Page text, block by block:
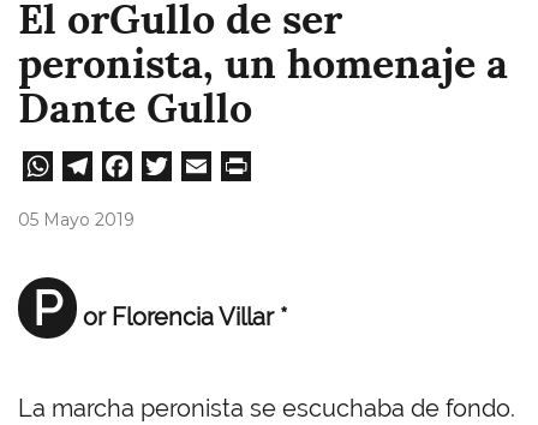
El orGullo de ser
peronista, un homenaje a
Dante Gullo
W
A
pp
Te
m
Fa
05 Mayo 2019
P or Florencia Villar *
La marcha peronista se escuchaba de fondo.